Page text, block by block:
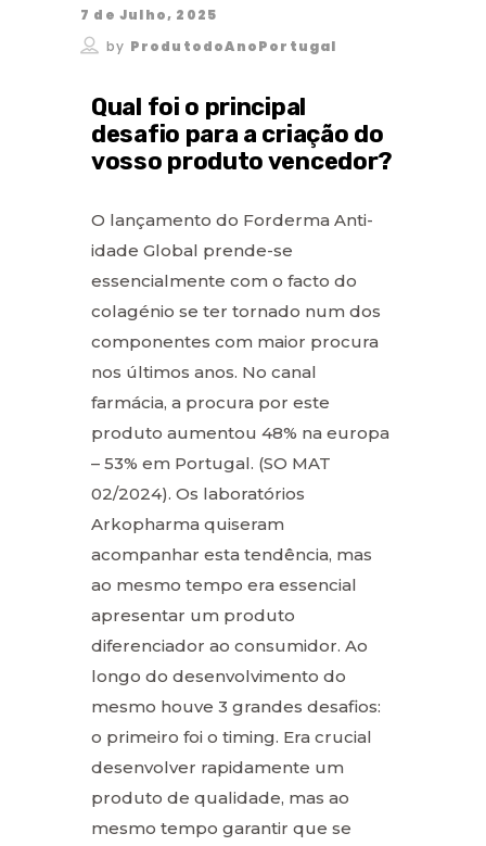
7 de Julho, 2025
by ProdutodoAnoPortugal
Qual foi o principal
desafio para a criação do
vosso produto vencedor?
O lançamento do Forderma Anti-
idade Global prende-se
essencialmente com o facto do
colagénio se ter tornado num dos
componentes com maior procura
nos últimos anos. No canal
farmácia, a procura por este
produto aumentou 48% na europa
– 53% em Portugal. (SO MAT
02/2024). Os laboratórios
Arkopharma quiseram
acompanhar esta tendência, mas
ao mesmo tempo era essencial
apresentar um produto
diferenciador ao consumidor. Ao
longo do desenvolvimento do
mesmo houve 3 grandes desafios:
o primeiro foi o timing. Era crucial
desenvolver rapidamente um
produto de qualidade, mas ao
mesmo tempo garantir que se